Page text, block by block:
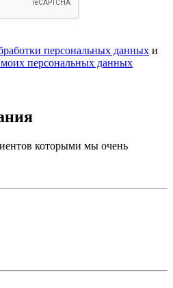
персональных данных и
моих персональных данных
которыми мы очень